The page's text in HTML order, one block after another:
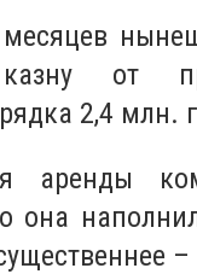
от
2,4 млн.
аренды
она
–